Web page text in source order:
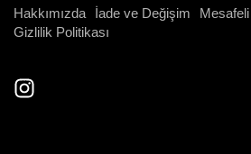
Hakkımızda İade ve Değişim
Gizlilik Politikası